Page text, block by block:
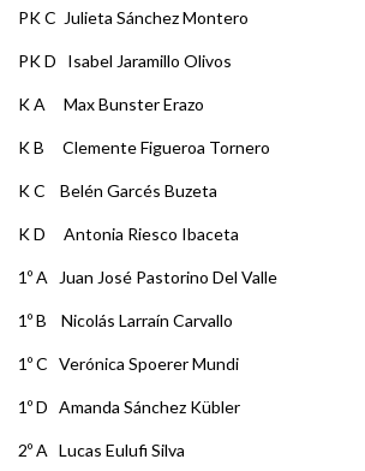
PK C Julieta Sánchez Montero
PK D Isabel Jaramillo Olivos
K A Max Bunster Erazo
K B Clemente Figueroa Tornero
K C Belén Garcés Buzeta
K D Antonia Riesco Ibaceta
1º A Juan José Pastorino Del Valle
1º B Nicolás Larraín Carvallo
1º C Verónica Spoerer Mundi
1º D Amanda Sánchez Kübler
2º A Lucas Eulufi Silva